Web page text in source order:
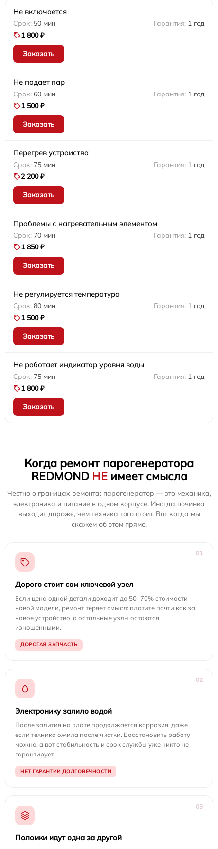
Не включается
50 мин
1 год
1 800 ₽
Заказать
Не подает пар
60 мин
1 год
1 500 ₽
Заказать
Перегрев устройства
75 мин
1 год
2 200 ₽
Заказать
Проблемы с нагревательным элементом
70 мин
1 год
1 850 ₽
Заказать
Не регулируется температура
80 мин
1 год
1 500 ₽
Заказать
Не работает индикатор уровня воды
75 мин
1 год
1 800 ₽
Заказать
Когда ремонт парогенератора
REDMOND НЕимеет смысла
Честно о границах ремонта: парогенератор — это механика,
электроника и питание в одном корпусе. Иногда починка
выходит дороже, чем техника того стоит. Вот когда мы
скажем об этом прямо.
01
Дорого стоит сам ключевой узел
Если цена одной детали доходит до 50–70% стоимости
новой модели, ремонт теряет смысл: платите почти как за
новое устройство, а остальные узлы остаются
изношенными.
ДОРОГАЯ ЗАПЧАСТЬ
02
Электронику залило водой
После залития на плате продолжается коррозия, даже
если техника ожила после чистки. Восстановить работу
можно, а вот стабильность и срок службы уже никто не
гарантирует.
НЕТ ГАРАНТИИ ДОЛГОВЕЧНОСТИ
03
Поломки идут одна за другой